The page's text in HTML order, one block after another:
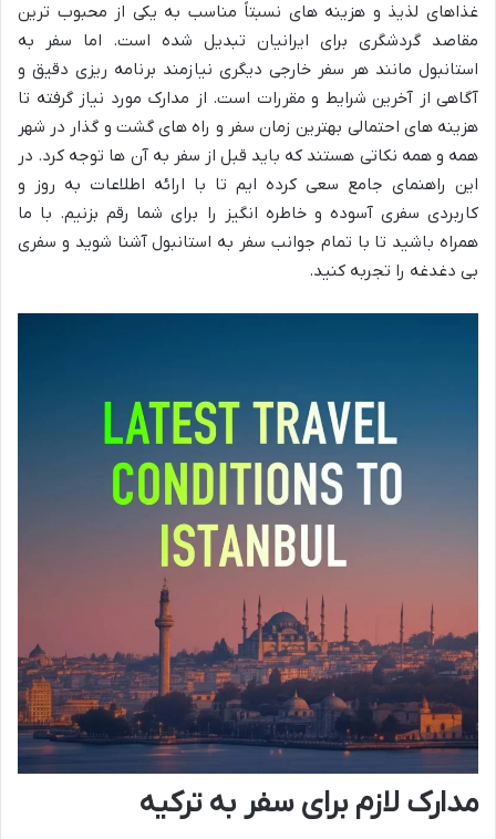
غذاهای لذیذ و هزینه های نسبتاً مناسب به یکی از محبوب ترین
مقاصد گردشگری برای ایرانیان تبدیل شده است. اما سفر به
استانبول مانند هر سفر خارجی دیگری نیازمند برنامه ریزی دقیق و
آگاهی از آخرین شرایط و مقررات است. از مدارک مورد نیاز گرفته تا
هزینه های احتمالی بهترین زمان سفر و راه های گشت و گذار در شهر
همه و همه نکاتی هستند که باید قبل از سفر به آن ها توجه کرد. در
این راهنمای جامع سعی کرده ایم تا با ارائه اطلاعات به روز و
کاربردی سفری آسوده و خاطره انگیز را برای شما رقم بزنیم. با ما
همراه باشید تا با تمام جوانب سفر به استانبول آشنا شوید و سفری
بی دغدغه را تجربه کنید.
مدارک لازم برای سفر به ترکیه